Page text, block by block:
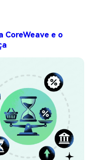
CoreWeave e o